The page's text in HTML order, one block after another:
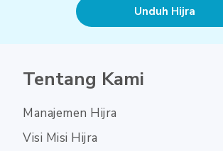
Unduh Hijra
Tentang Kami
Manajemen Hijra
Visi Misi Hijra